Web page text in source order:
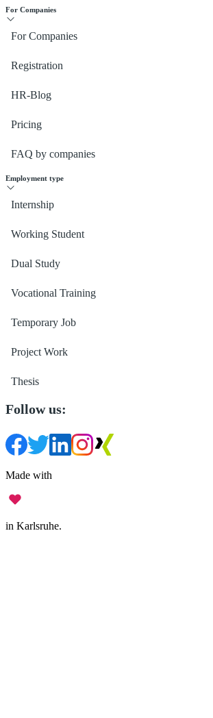
For Companies
For Companies
Registration
HR-Blog
Pricing
FAQ by companies
Employment type
Internship
Working Student
Dual Study
Vocational Training
Temporary Job
Project Work
Thesis
Follow us:
Made with
in Karlsruhe.